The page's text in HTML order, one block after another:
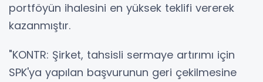
portföyün ihalesini en yüksek teklifi vererek
kazanmıştır.
"KONTR: Şirket, tahsisli sermaye artırımı için
SPK'ya yapılan başvurunun geri çekilmesine